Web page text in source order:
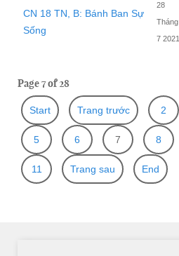
CN 18 TN, B: Bánh Ban Sự
Sống
28
Tháng
7 2021
Page 7 of 28
Start Trang trước 2
5 6 7 8
11 Trang sau End